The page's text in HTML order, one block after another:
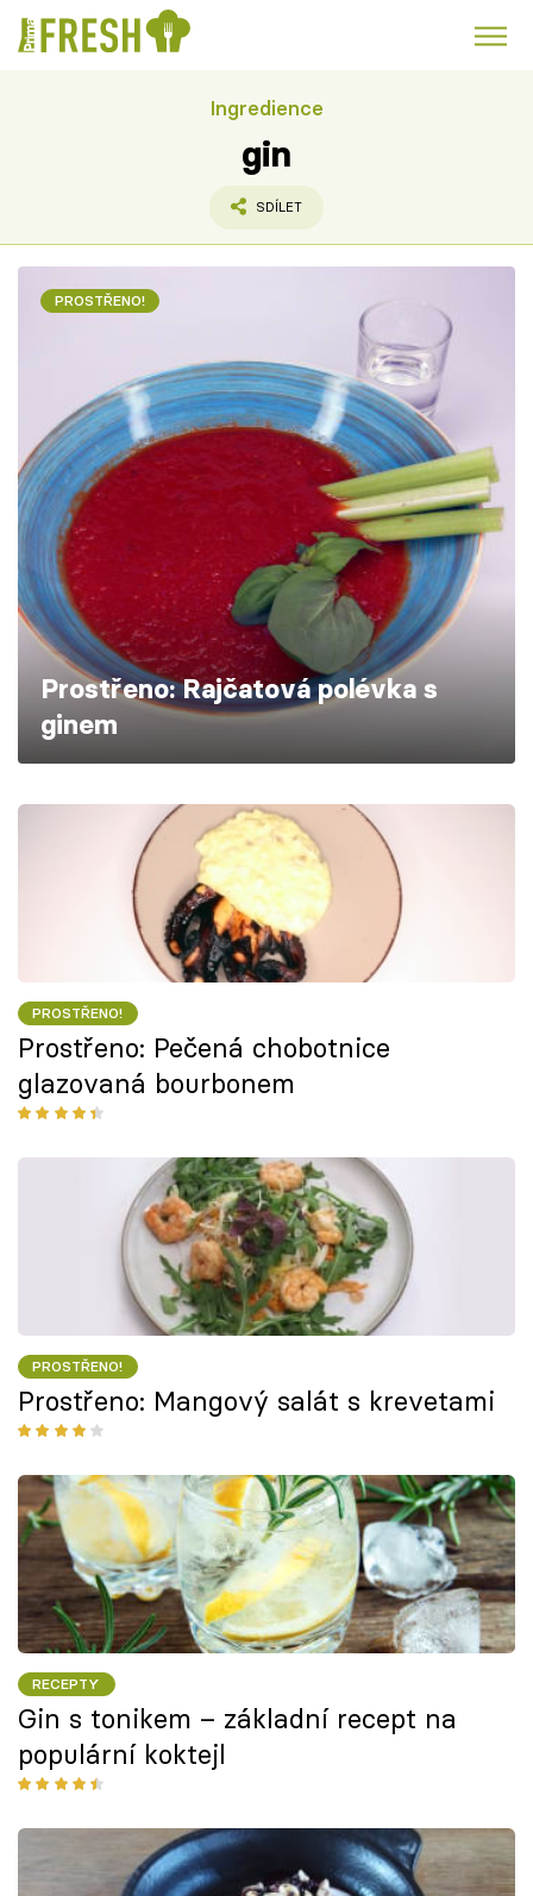
Polévky k večeři
Čokoláda
Témata
Recepty
Články
TV Program
Škola vaření
Recepty z TV
Speciál: Cuketa
Těhotnej kuchař
Přihlášení
Ingredience
gin
SDÍLET
PROSTŘENO!
Prostřeno: Rajčatová polévka s
ginem
PROSTŘENO!
Prostřeno: Pečená chobotnice
glazovaná bourbonem
PROSTŘENO!
Prostřeno: Mangový salát s krevetami
RECEPTY
Gin s tonikem – základní recept na
populární koktejl